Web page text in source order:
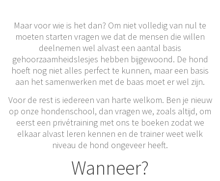
Maar voor wie is het dan? Om niet volledig van nul te
moeten starten vragen we dat de mensen die willen
deelnemen wel alvast een aantal basis
gehoorzaamheidslesjes hebben bijgewoond. De hond
hoeft nog niet alles perfect te kunnen, maar een basis
aan het samenwerken met de baas moet er wel zijn.
Voor de rest is iedereen van harte welkom. Ben je nieuw
op onze hondenschool, dan vragen we, zoals altijd, om
eerst een privétraining met ons te boeken zodat we
elkaar alvast leren kennen en de trainer weet welk
niveau de hond ongeveer heeft.
Wanneer?